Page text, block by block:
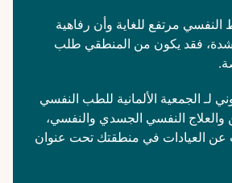
مرتفع للغاية وأن رفاهية
فقد يكون من المنطقي طلب
لـالجمعية الألمانية للطب النفسي
والعلاج النفسي الجسدي والنفسي،
العيادات في منطقتك تحت عنوان